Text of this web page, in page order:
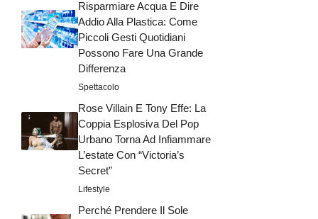
Risparmiare Acqua E Dire
Addio Alla Plastica: Come
Piccoli Gesti Quotidiani
Possono Fare Una Grande
Differenza
Spettacolo
Rose Villain E Tony Effe: La
Coppia Esplosiva Del Pop
Urbano Torna Ad Infiammare
L’estate Con “Victoria’s
Secret”
Lifestyle
Perché Prendere Il Sole